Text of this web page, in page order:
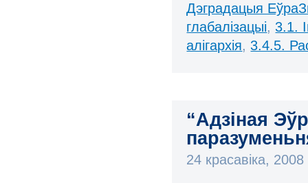
Дэградацыя
глабалізацыі, 3.1.
алігархія, 3.4.5.
“Адзіная
24 красавіка, 2008